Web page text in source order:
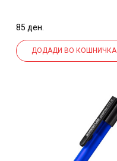
85 ден.
ДОДАДИ ВО КОШНИЧКА